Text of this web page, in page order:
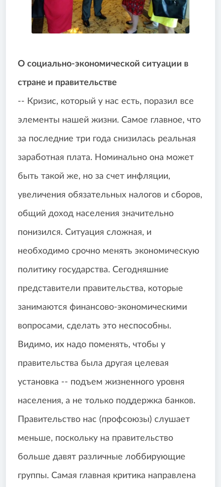
О социально-экономической ситуации в
стране и правительстве
-- Кризис, который у нас есть, поразил все
элементы нашей жизни. Самое главное, что
за последние три года снизилась реальная
заработная плата. Номинально она может
быть такой же, но за счет инфляции,
увеличения обязательных налогов и сборов,
общий доход населения значительно
понизился. Ситуация сложная, и
необходимо срочно менять экономическую
политику государства. Сегодняшние
представители правительства, которые
занимаются финансово-экономическими
вопросами, сделать это неспособны.
Видимо, их надо поменять, чтобы у
правительства была другая целевая
установка -- подъем жизненного уровня
населения, а не только поддержка банков.
Правительство нас (профсоюзы) слушает
меньше, поскольку на правительство
больше давят различные лоббирующие
группы. Самая главная критика направлена